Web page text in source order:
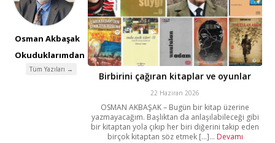
Osman Akbaşak
Okuduklarımdan
Tüm Yazıları →
Birbirini çağıran kitaplar ve oyunlar
22 Haziran 2026
OSMAN AKBAŞAK – Bugün bir kitap üzerine
yazmayacağım. Başlıktan da anlaşılabileceği gibi
bir kitaptan yola çıkıp her biri diğerini takip eden
birçok kitaptan söz etmek [...]... Devamı